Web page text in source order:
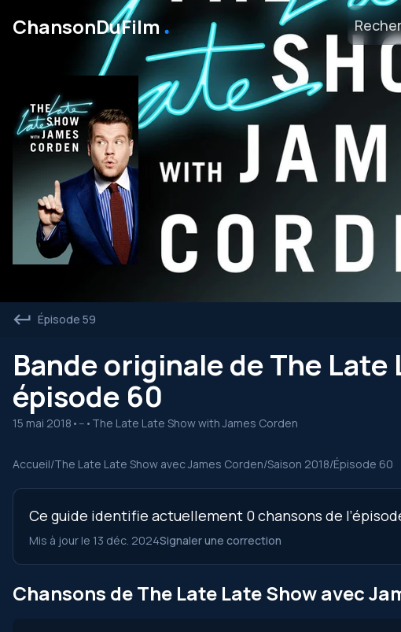
ChansonDuFilm ․
Épisode 59
Bande originale de The Late
épisode 60
15 mai 2018 • -- • The Late Late Show with James Corden
Accueil/The Late Late Show avec James Corden/Saison 2018/Épisode 60
Ce guide identifie actuellement 0 chansons de
Mis à jour le 13 déc. 2024Signaler une correction
Chansons de The Late Late Show avec